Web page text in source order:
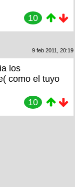
10
9 feb 2011, 20:19
los
como el tuyo
10